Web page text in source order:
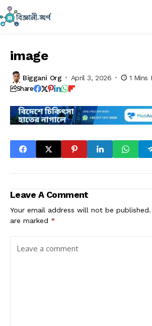
image
Biggani Org April 3, 2026 1 Mins
Share
Leave A Comment
Your email address will not be published.
are marked *